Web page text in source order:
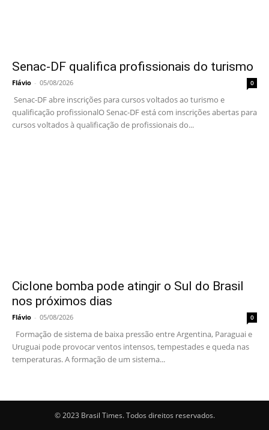
Senac-DF qualifica profissionais do turismo
Flávio - 05/08/2026 0
Senac-DF abre inscrições para cursos voltados ao turismo e
qualificação profissionalO Senac-DF está com inscrições abertas para
cursos voltados à qualificação de profissionais do...
Ciclone bomba pode atingir o Sul do Brasil
nos próximos dias
Flávio - 05/08/2026 0
Formação de sistema de baixa pressão entre Argentina, Paraguai e
Uruguai pode provocar ventos intensos, tempestades e queda nas
temperaturas. A formação de um sistema...
© 2023 Brasil Times. Todos direitos reservados.